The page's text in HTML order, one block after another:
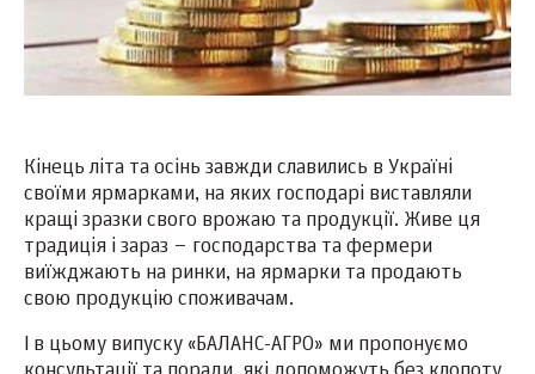
Кінець літа та осінь завжди славились в Україні
своїми ярмарками, на яких господарі виставляли
кращі зразки свого врожаю та продукції. Живе ця
традиція і зараз – господарства та фермери
виїжджають на ринки, на ярмарки та продають
свою продукцію споживачам.
І в цьому випуску «БАЛАНС-АГРО» ми пропонуємо